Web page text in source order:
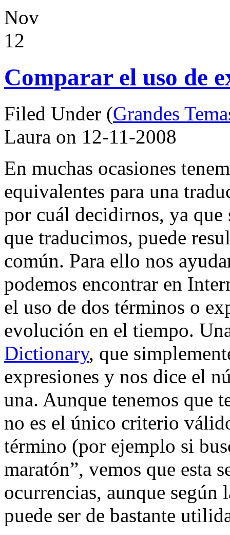
Nov
12
Comparar el uso de
Filed Under (Grandes
Laura on 12-11-2008
En muchas ocasiones
equivalentes para una
por cuál decidirnos, ya que
que traducimos, puede
común. Para ello nos
podemos encontrar en
el uso de dos términos o
evolución en el tiempo.
Dictionary, que
expresiones y nos dice el
una. Aunque tenemos que
no es el único criterio
término (por ejemplo si
maratón”, vemos que esta
ocurrencias, aunque según
puede ser de bastante